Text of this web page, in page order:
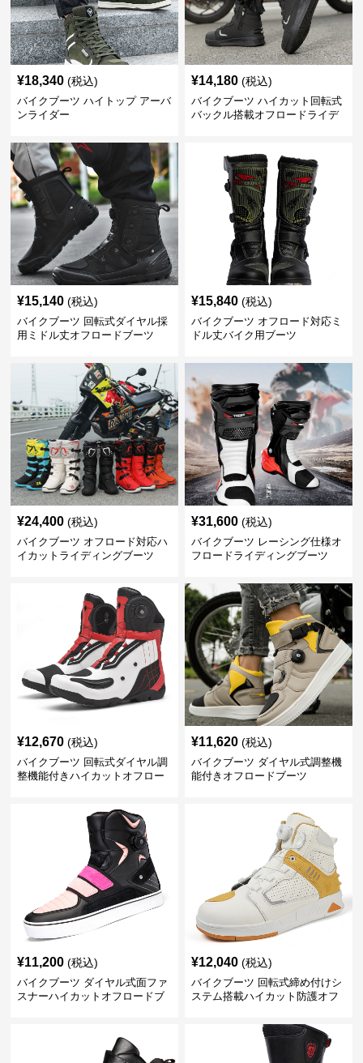
¥18,340 (税込)
バイクブーツ ハイトップ アーバ
ンライダー
¥14,180 (税込)
バイクブーツ ハイカット回転式
バックル搭載オフロードライデ
¥15,140 (税込)
バイクブーツ 回転式ダイヤル採
用ミドル丈オフロードブーツ
¥15,840 (税込)
バイクブーツ オフロード対応ミ
ドル丈バイク用ブーツ
¥24,400 (税込)
バイクブーツ オフロード対応ハ
イカットライディングブーツ
¥31,600 (税込)
バイクブーツ レーシング仕様オ
フロードライディングブーツ
¥12,670 (税込)
バイクブーツ 回転式ダイヤル調
整機能付きハイカットオフロー
¥11,620 (税込)
バイクブーツ ダイヤル式調整機
能付きオフロードブーツ
¥11,200 (税込)
バイクブーツ ダイヤル式面ファ
スナーハイカットオフロードブ
¥12,040 (税込)
バイクブーツ 回転式締め付けシ
ステム搭載ハイカット防護オフ